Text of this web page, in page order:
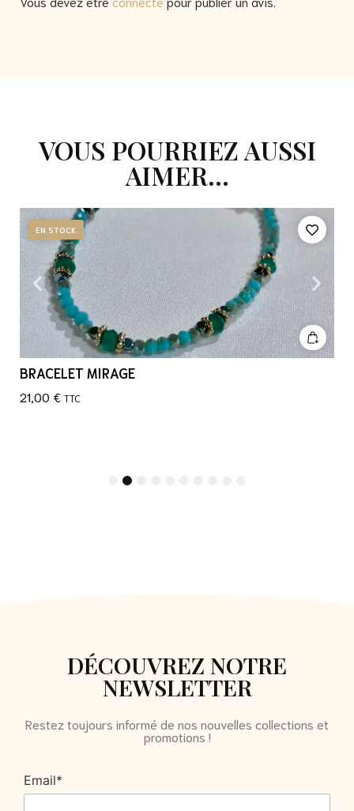
VOUS POURRIEZ AUSSI
AIMER...
EN STOCK
BRACELET MIRAGE
21,00 € TTC
5
DÉCOUVREZ NOTRE
NEWSLETTER
Restez toujours informé de nos nouvelles collections et
promotions !
Email*